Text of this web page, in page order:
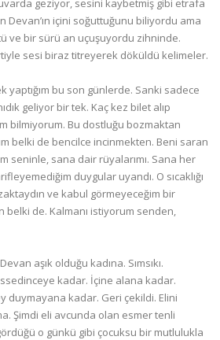
geziyor, sesini kaybetmiş gibi etrafa
Devan’ın içini soğuttuğunu biliyordu ama
ve bir sürü an uçuşuyordu zihninde.
sesi biraz titreyerek döküldü kelimeler.
yaptığım bu son günlerde. Sanki sadece
geliyor bir tek. Kaç kez bilet alıp
bilmiyorum. Bu dostluğu bozmaktan
belki de bencilce incinmekten. Beni saran
seninle, sana dair rüyalarımı. Sana her
duygular uyandı. O sıcaklığı
ve kabul görmeyeceğim bir
belki de. Kalmanı istiyorum senden,
aşık olduğu kadına. Sımsıkı.
kadar. İçine alana kadar.
duymayana kadar. Geri çekildi. Elini
Şimdi eli avcunda olan esmer tenli
o günkü gibi çocuksu bir mutlulukla